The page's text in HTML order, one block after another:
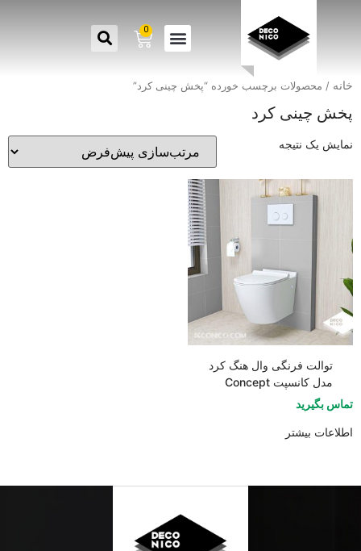
0
خانه / محصولات برچسب خورده “پخش چینی کرد”
پخش چینی کرد
نمایش یک نتیجه
توالت فرنگی وال هنگ کرد
مدل کانسپت Concept
تماس بگیرید
اطلاعات بیشتر